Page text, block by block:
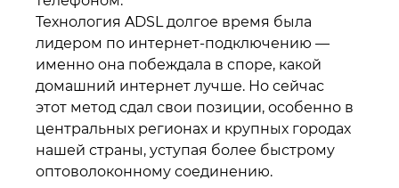
Технология ADSL долгое время была
лидером по интернет-подключению —
именно она побеждала в споре, какой
домашний интернет лучше. Но сейчас
этот метод сдал свои позиции, особенно в
центральных регионах и крупных городах
нашей страны, уступая более быстрому
оптоволоконному соединению.